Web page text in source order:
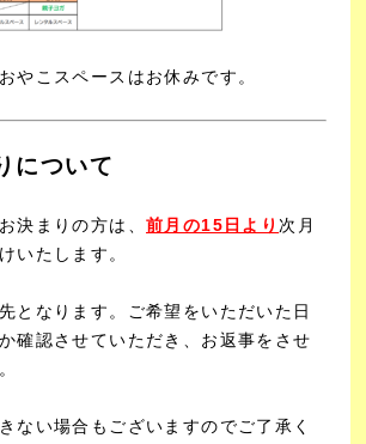
やこスペースはお休みです。
について
決まりの方は、前月の15日より 次月
いたします。
となります。ご希望をいただいた日
確認させていただき、お返事をさせ
ない場合もございますのでご了承く